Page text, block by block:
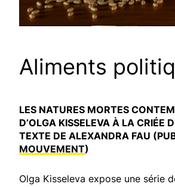
Aliments
LES NATURES MORTES
D’OLGA KISSELEVA À LA CRIÉE
TEXTE DE ALEXANDRA FAU
MOUVEMENT)
Olga Kisseleva expose une série